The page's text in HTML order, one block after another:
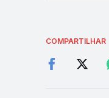
COMPARTILHAR